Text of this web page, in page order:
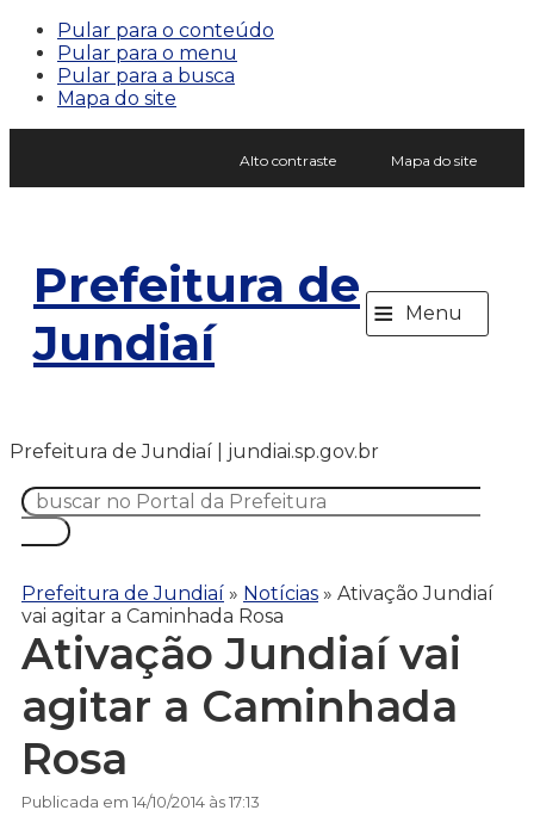
Pular para o conteúdo
Pular para o menu
Pular para a busca
Mapa do site
Alto contraste Mapa do site
Prefeitura de
Jundiaí
≡ Menu
Prefeitura de Jundiaí | jundiai.sp.gov.br
Prefeitura de Jundiaí » Notícias » Ativação Jundiaí
vai agitar a Caminhada Rosa
Ativação Jundiaí vai
agitar a Caminhada
Rosa
Publicada em 14/10/2014 às 17:13